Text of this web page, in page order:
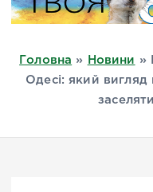
Головна » Новини »
Одесі: який